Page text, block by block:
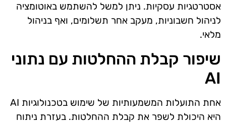
אסטרטגיות עסקיות. ניתן למשל להשתמש באוטומציה
לניהול חשבוניות, מעקב אחר תשלומים, ואף בניהול
מלאי.
שיפור קבלת ההחלטות עם נתוני
AI
אחת התועלות המשמעותיות של שימוש בטכנולוגיות AI
היא היכולת לשפר את קבלת ההחלטות. בעזרת ניתוח